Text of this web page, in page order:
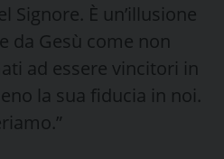
È un’illusione
da Gesù come non
ad essere vincitori in
la sua fiducia in noi.